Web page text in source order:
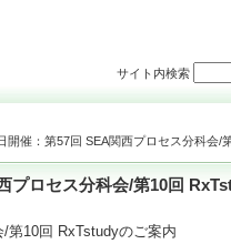
サイト内検索
開催：第57回 SEA関西プロセス分科会/
プロセス分科会/第10回
10回 RxTstudyのご案内